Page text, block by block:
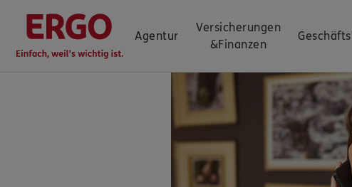
Agentur
Versicherungen
&Finanzen